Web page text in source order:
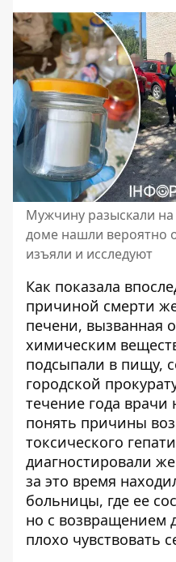
Мужчину разыскали
доме нашли вероятно
изъяли и исследуют
Как показала
причиной смерти
печени, вызванная
химическим
подсыпали в пищу,
городской
течение года врачи
понять причины
токсического
диагностировали
за это время
больницы, где ее
но с возвращением
плохо чувствовать